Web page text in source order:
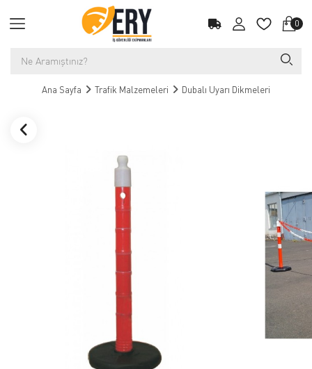
0
Ana Sayfa Trafik Malzemeleri Dubalı Uyarı Dikmeleri